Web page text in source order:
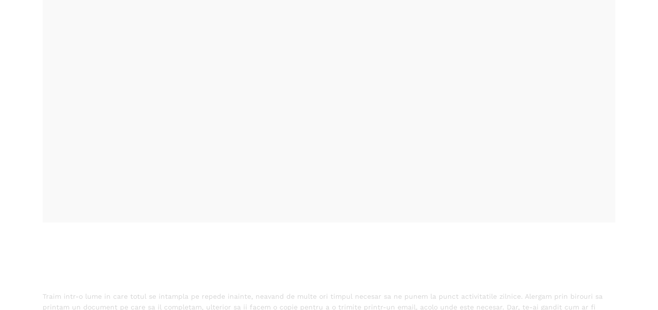
Traim intr-o lume in care totul se intampla pe repede inainte, neavand de multe ori timpul necesar sa ne punem la punct activitatile zilnice. Alergam prin birouri sa
printam un document pe care sa il completam, ulterior sa ii facem o copie pentru a o trimite printr-un email, acolo unde este necesar. Dar, te-ai gandit cum ar fi